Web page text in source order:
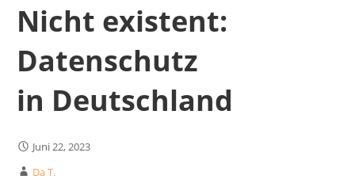
Nicht existent:
Datenschutz
in Deutschland
Juni 22, 2023
Da T.